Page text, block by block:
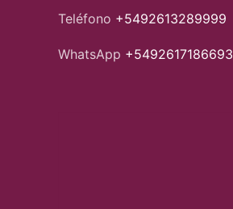
Teléfono +5492613289999
WhatsApp +5492617186693